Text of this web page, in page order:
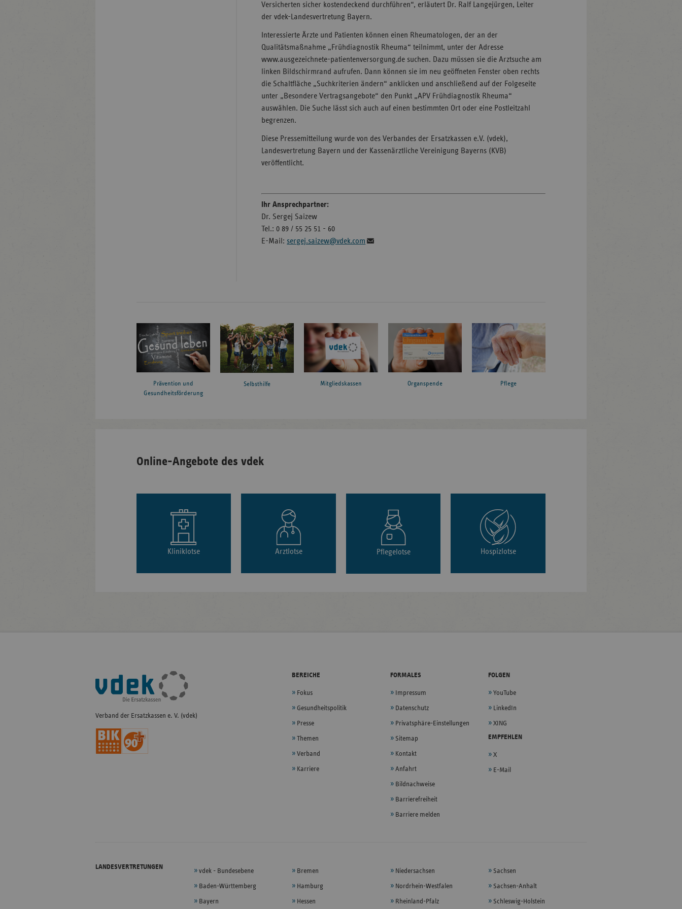
Versicherten sicher kostendeckend durchführen“, erläutert Dr. Ralf Langejürgen, Leiter
der vdek-Landesvertretung Bayern.
Interessierte Ärzte und Patienten können einen Rheumatologen, der an der
Qualitätsmaßnahme „Frühdiagnostik Rheuma“ teilnimmt, unter der Adresse
www.ausgezeichnete-patientenversorgung.de suchen. Dazu müssen sie die Arztsuche am
linken Bildschirmrand aufrufen. Dann können sie im neu geöffneten Fenster oben rechts
die Schaltfläche „Suchkriterien ändern“ anklicken und anschließend auf der Folgeseite
unter „Besondere Vertragsangebote“ den Punkt „APV Frühdiagnostik Rheuma“
auswählen. Die Suche lässt sich auch auf einen bestimmten Ort oder eine Postleitzahl
begrenzen.
Diese Pressemitteilung wurde von des Verbandes der Ersatzkassen e.V. (vdek),
Landesvertretung Bayern und der Kassenärztliche Vereinigung Bayerns (KVB)
veröffentlicht.
Ihr Ansprechpartner:
Dr. Sergej Saizew
Tel.: 0 89 / 55 25 51 - 60
E-Mail: sergej.saizew@vdek.com
Prävention und
Gesundheitsförderung
Selbsthilfe Mitgliedskassen Organspende Pflege
Online-Angebote des vdek
Kliniklotse Arztlotse Pflegelotse Hospizlotse
Fußleisten-
Navigation
Verband der Ersatzkassen e. V. (vdek)
BEREICHE
Fokus
Gesundheitspolitik
Presse
Themen
Verband
Karriere
FORMALES
Impressum
Datenschutz
Privatsphäre-Einstellungen
Sitemap
Kontakt
Anfahrt
Bildnachweise
Barrierefreiheit
Barriere melden
FOLGEN
YouTube
LinkedIn
XING
EMPFEHLEN
X
E-Mail
LANDESVERTRETUNGEN
vdek - Bundesebene
Baden-Württemberg
Bayern
Bremen
Hamburg
Hessen
Niedersachsen
Nordrhein-Westfalen
Rheinland-Pfalz
Sachsen
Sachsen-Anhalt
Schleswig-Holstein